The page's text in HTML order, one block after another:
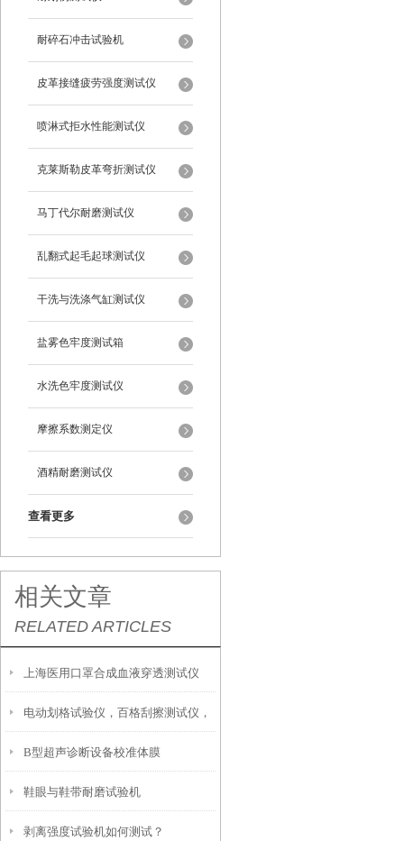
耐碎石冲击试验机
皮革接缝疲劳强度测试仪
喷淋式拒水性能测试仪
克莱斯勒皮革弯折测试仪
马丁代尔耐磨测试仪
乱翻式起毛起球测试仪
干洗与洗涤气缸测试仪
盐雾色牢度测试箱
水洗色牢度测试仪
摩擦系数测定仪
酒精耐磨测试仪
查看更多
相关文章
RELATED ARTICLES
上海医用口罩合成血液穿透测试仪
电动划格试验仪，百格刮擦测试仪，
十字刮擦测试仪
B型超声诊断设备校准体膜
鞋眼与鞋带耐磨试验机
剥离强度试验机如何测试？